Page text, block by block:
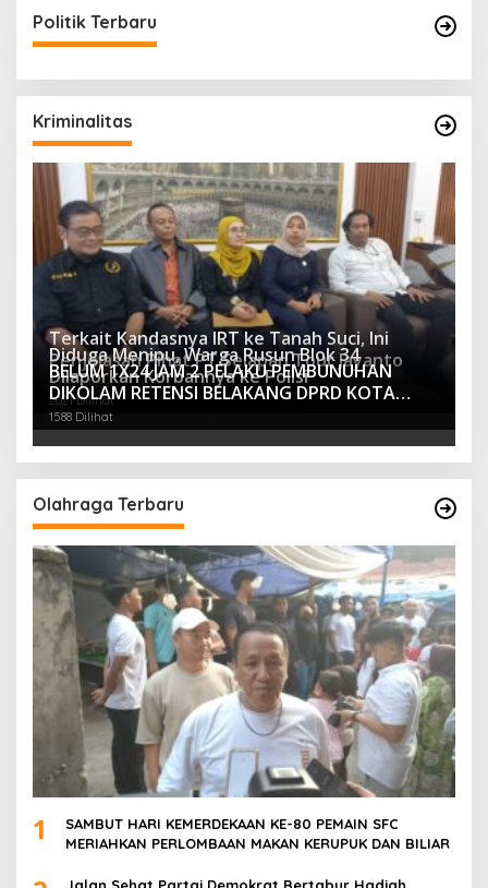
Politik Terbaru
Kriminalitas
Terkait Kandasnya IRT ke Tanah Suci, Ini
Penjelasan Pihat PT Selapan Tour Jayanto
2233 Dilihat
Diduga Menipu, Warga Rusun Blok 34
Dilaporkan Korbannya ke Polisi
2021 Dilihat
BELUM 1X24 JAM 2 PELAKU PEMBUNUHAN
DIKOLAM RETENSI BELAKANG DPRD KOTA
PALEMBANG TELAH DIRINGKUS ANGGOTA
POLSEK SU 1 PALEMBANG.
1588 Dilihat
Olahraga Terbaru
1
SAMBUT HARI KEMERDEKAAN KE-80 PEMAIN SFC
MERIAHKAN PERLOMBAAN MAKAN KERUPUK DAN BILIAR
Jalan Sehat Partai Demokrat Bertabur Hadiah